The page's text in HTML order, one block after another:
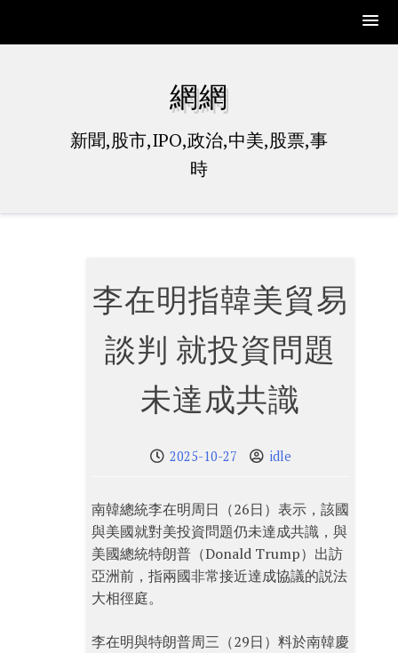
網網
新聞,股市,IPO,政治,中美,股票,事
時
李在明指韓美貿易
談判 就投資問題
未達成共識
2025-10-27 idle
南韓總統李在明周日（26日）表示，該國
與美國就對美投資問題仍未達成共識，與
美國總統特朗普（Donald Trump）出訪
亞洲前，指兩國非常接近達成協議的説法
大相徑庭。
李在明與特朗普周三（29日）料於南韓慶